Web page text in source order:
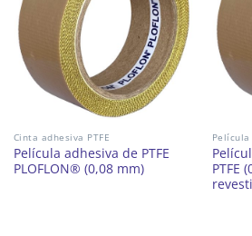
Cinta adhesiva PTFE
Película adhesiva de PTFE
PLOFLON® (0,08 mm)
Película
PTFE